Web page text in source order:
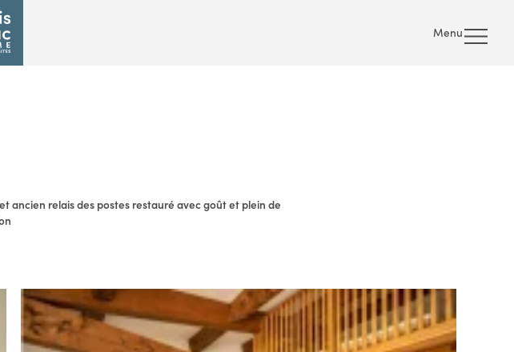
Menu
ancien relais des postes restauré avec goût et plein de